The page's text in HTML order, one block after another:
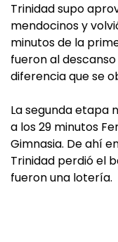
Trinidad supo
mendocinos y
minutos de la
fueron al
diferencia que se
La segunda etapa
a los 29 minutos
Gimnasia. De ahí
Trinidad perdió el
fueron una lotería.